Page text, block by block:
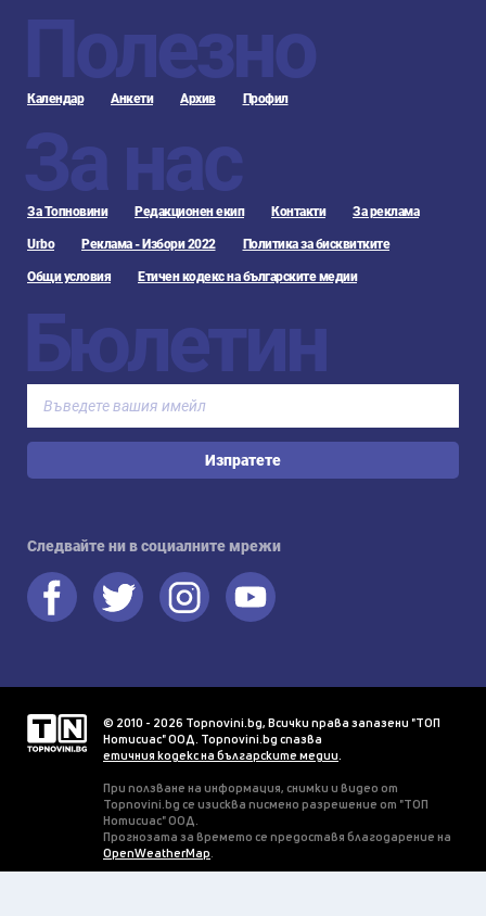
Полезно
Календар Анкети Архив Профил
За нас
За Топновини Редакционен екип Контакти За реклама
Urbo Реклама - Избори 2022 Политика за бисквитките
Общи условия Етичен кодекс на българските медии
Бюлетин
Изпратете
Следвайте ни в социалните мрежи
© 2010 - 2026 Topnovini.bg, Всички права запазени "ТОП
Нотисиас" ООД. Topnovini.bg спазва
етичния кодекс на българските медии
При ползване на информация, снимки и видео от
Topnovini.bg се изисква писмено разрешение от "ТОП
Нотисиас" ООД.
Прогнозата за времето се предоставя благодарение на
OpenWeatherMap